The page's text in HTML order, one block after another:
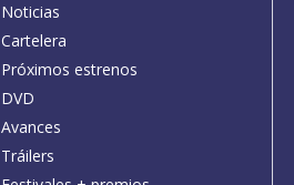
Noticias
Cartelera
Próximos estrenos
DVD
Avances
Tráilers